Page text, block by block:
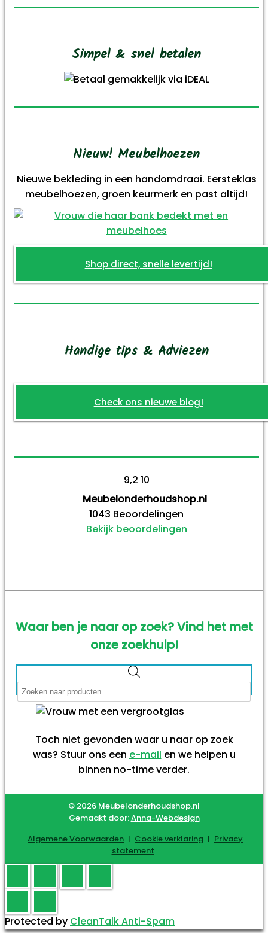
Simpel & snel betalen
Nieuw! Meubelhoezen
Nieuwe bekleding in een handomdraai. Eersteklas
meubelhoezen, groen keurmerk en past altijd!
Shop direct, snelle levertijd!
Handige tips & Adviezen
Check ons nieuwe blog!
9,2 10
Meubelonderhoudshop.nl
1043 Beoordelingen
Bekijk beoordelingen
Waar ben je naar op zoek? Vind het met
onze zoekhulp!
Toch niet gevonden waar u naar op zoek
was? Stuur ons een e-mail en we helpen u
binnen no-time verder.
© 2026 Meubelonderhoudshop.nl
Gemaakt door:Anna-Webdesign
Algemene Voorwaarden | Cookie verklaring | Privacy
statement
Protected by CleanTalk Anti-Spam